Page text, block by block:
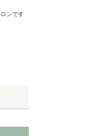
ンです